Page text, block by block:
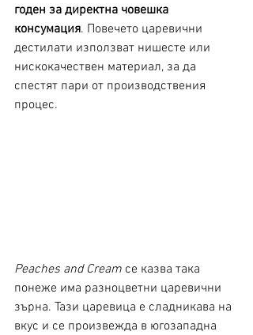
годен за директна човешка
консумация. Повечето царевични
дестилати използват нишесте или
нискокачествен материал, за да
спестят пари от производствения
процес.
Peaches and Cream се казва така
понеже има разноцветни царевични
зърна. Тази царевица е сладникава на
вкус и се произвежда в югозападна